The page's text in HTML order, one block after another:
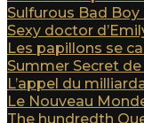
Sulfurous Bad
Sexy doctor
Les papillons se
Summer Secret
L’appel du
Le Nouveau
The hundredth